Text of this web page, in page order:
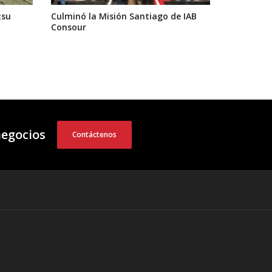
Culminó la Misión Santiago de IAB
Consour
Contáctenos